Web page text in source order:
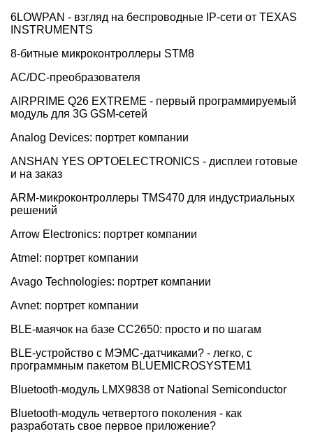
6LOWPAN - взгляд на беспроводные IP-сети от TEXAS
INSTRUMENTS
8-битные микроконтроллеры STM8
AC/DC-преобразователя
AIRPRIME Q26 EXTREME - первый программируемый
модуль для 3G GSM-сетей
Analog Devices: портрет компании
ANSHAN YES OPTOELECTRONICS - дисплеи готовые
и на заказ
ARM-микроконтроллеры TMS470 для индустриальных
решений
Arrow Electronics: портрет компании
Atmel: портрет компании
Avago Technologies: портрет компании
Avnet: портрет компании
BLE-маячок на базе СС2650: просто и по шагам
BLE-устройство с МЭМС-датчиками? - легко, с
программным пакетом BLUEMICROSYSTEM1
Bluetooth-модуль LMX9838 от National Semiconductor
Bluetooth-модуль четвертого поколения - как
разработать свое первое приложение?